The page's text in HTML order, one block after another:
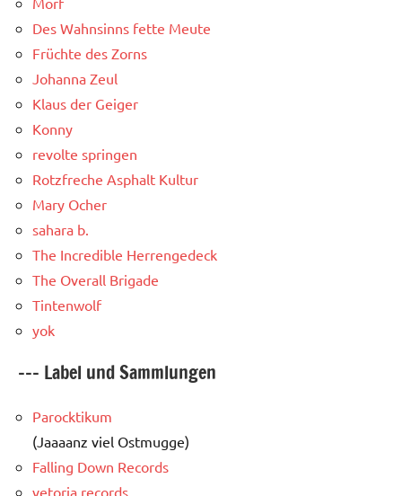
Des Wahnsinns fette Meute
Früchte des Zorns
Johanna Zeul
Klaus der Geiger
Konny
revolte springen
Rotzfreche Asphalt Kultur
Mary Ocher
sahara b.
The Incredible Herrengedeck
The Overall Brigade
Tintenwolf
yok
--- Label und Sammlungen
Parocktikum
(Jaaaanz viel Ostmugge)
Falling Down Records
vetoria records